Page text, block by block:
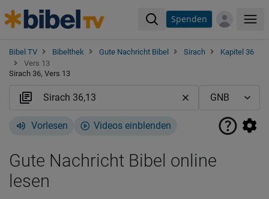
Spenden
Bibel TV Bibelthek Gute Nachricht Bibel Sirach
Kapitel 36
Vers 13
Sirach 36, Vers 13
Vorlesen Videos einblenden
Gute Nachricht Bibel online
lesen